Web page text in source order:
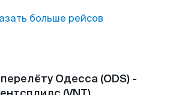
больше рейсов
Одесса (ODS) -